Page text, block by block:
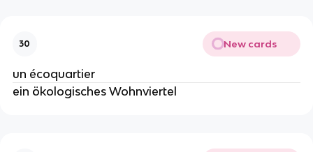
30 New cards
un écoquartier
ein ökologisches Wohnviertel